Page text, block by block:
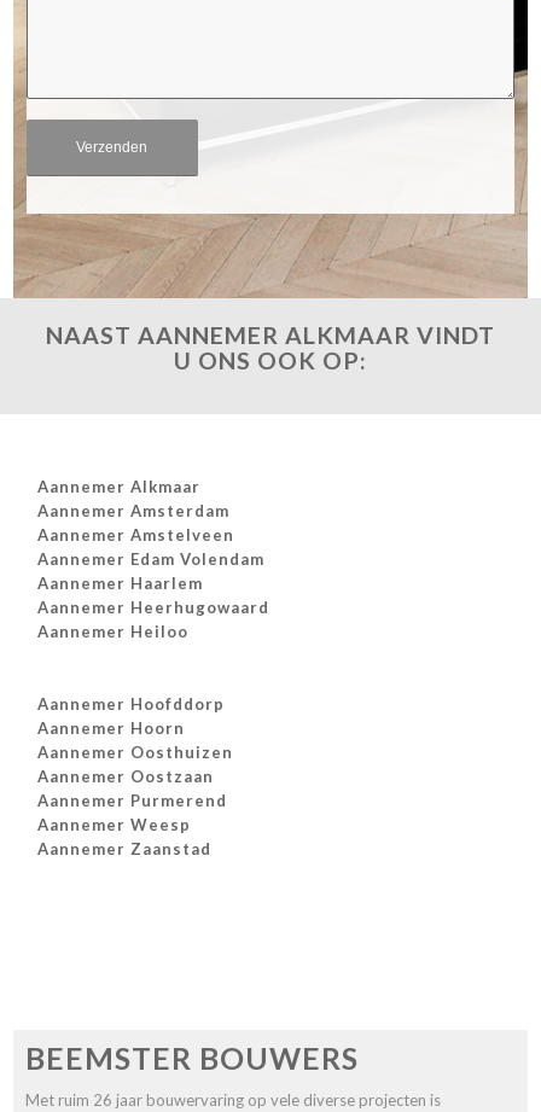
NAAST AANNEMER ALKMAAR VINDT
U ONS OOK OP:
Aannemer Alkmaar
Aannemer Amsterdam
Aannemer Amstelveen
Aannemer Edam Volendam
Aannemer Haarlem
Aannemer Heerhugowaard
Aannemer Heiloo
Aannemer Hoofddorp
Aannemer Hoorn
Aannemer Oosthuizen
Aannemer Oostzaan
Aannemer Purmerend
Aannemer Weesp
Aannemer Zaanstad
BEEMSTER BOUWERS
Met ruim 26 jaar bouwervaring op vele diverse projecten is